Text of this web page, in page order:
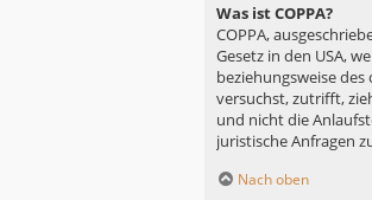
Was ist COPPA?
COPPA,
Gesetz in den USA,
beziehungsweise
versuchst, zutrifft,
und nicht die
juristische Anfragen
Nach oben